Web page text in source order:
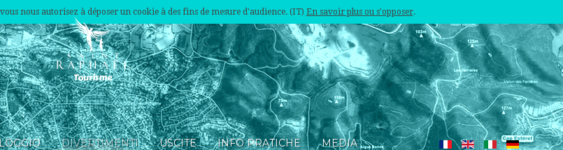
nous autorisez à déposer un cookie à des fins de mesure d'audience. (IT) En savoir plus ou s'opposer.
DIVERTIMENTI USCITE INFO PRATICHE MEDIA